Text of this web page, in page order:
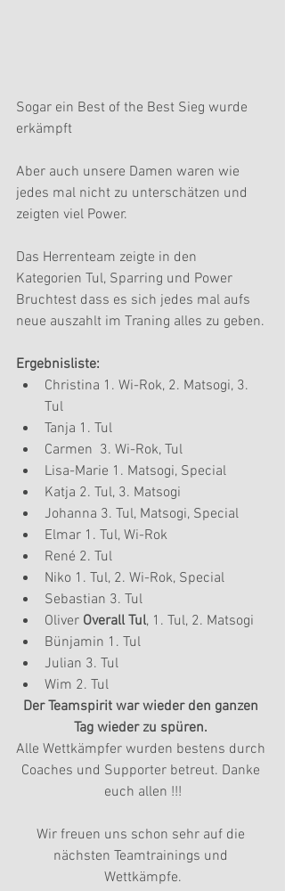
Sogar ein Best of the Best Sieg wurde
erkämpft
Aber auch unsere Damen waren wie
jedes mal nicht zu unterschätzen und
zeigten viel Power.
Das Herrenteam zeigte in den
Kategorien Tul, Sparring und Power
Bruchtest dass es sich jedes mal aufs
neue auszahlt im Traning alles zu geben.
Ergebnisliste:
Christina 1. Wi-Rok, 2. Matsogi, 3.
Tul
Tanja 1. Tul
Carmen  3. Wi-Rok, Tul
Lisa-Marie 1. Matsogi, Special
Katja 2. Tul, 3. Matsogi
Johanna 3. Tul, Matsogi, Special
Elmar 1. Tul, Wi-Rok
René 2. Tul
Niko 1. Tul, 2. Wi-Rok, Special
Sebastian 3. Tul
Oliver Overall Tul, 1. Tul, 2. Matsogi
Bünjamin 1. Tul
Julian 3. Tul
Wim 2. Tul
Der Teamspirit war wieder den ganzen
Tag wieder zu spüren.
Alle Wettkämpfer wurden bestens durch
Coaches und Supporter betreut. Danke
euch allen !!!
Wir freuen uns schon sehr auf die
nächsten Teamtrainings und
Wettkämpfe.